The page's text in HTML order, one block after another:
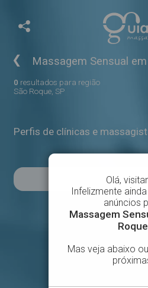
❮ Massagem Sensual
0 resultados para região
São Roque, SP
Perfis de clínicas e